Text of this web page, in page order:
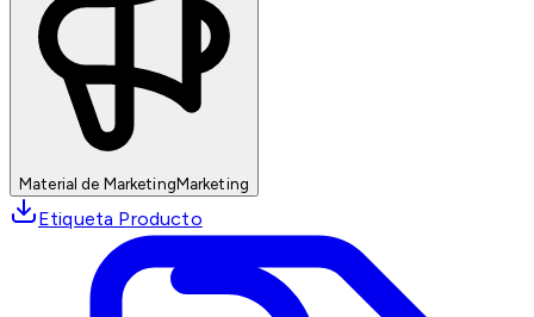
Material de MarketingMarketing
Etiqueta Producto